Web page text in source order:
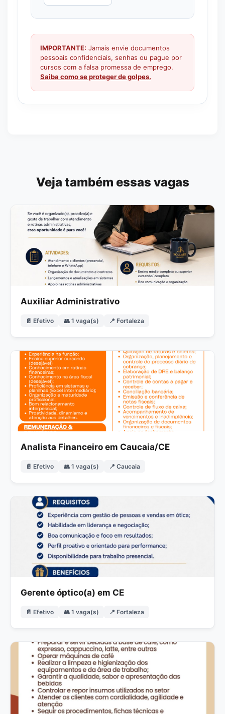
IMPORTANTE: Jamais envie documentos
pessoais confidenciais, senhas ou pague por
cursos com a falsa promessa de emprego.
Saiba como se proteger de golpes.
Veja também essas vagas
Auxiliar Administrativo
📄 Efetivo 👥 1 vaga(s) 📍 Fortaleza
Analista Financeiro em Caucaia/CE
📄 Efetivo 👥 1 vaga(s) 📍 Caucaia
Gerente óptico(a) em CE
📄 Efetivo 👥 1 vaga(s) 📍 Fortaleza